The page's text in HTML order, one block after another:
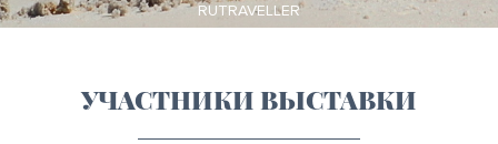
RUTRAVELLER
УЧАСТНИКИ ВЫСТАВКИ